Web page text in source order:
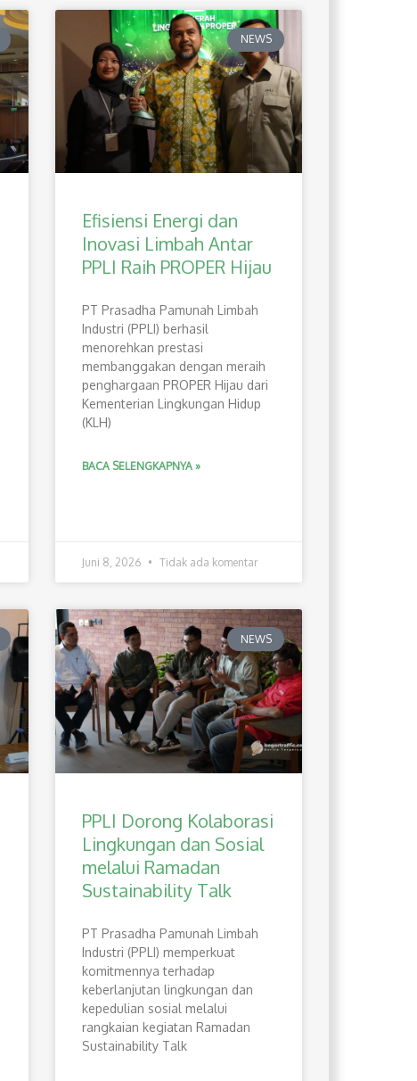
NEWS
Efisiensi Energi dan
Inovasi Limbah Antar
PPLI Raih PROPER Hijau
PT Prasadha Pamunah Limbah
Industri (PPLI) berhasil
menorehkan prestasi
membanggakan dengan meraih
penghargaan PROPER Hijau dari
Kementerian Lingkungan Hidup
(KLH)
BACA SELENGKAPNYA »
Juni 8, 2026 Tidak ada komentar
NEWS
PPLI Dorong Kolaborasi
Lingkungan dan Sosial
melalui Ramadan
Sustainability Talk
PT Prasadha Pamunah Limbah
Industri (PPLI) memperkuat
komitmennya terhadap
keberlanjutan lingkungan dan
kepedulian sosial melalui
rangkaian kegiatan Ramadan
Sustainability Talk